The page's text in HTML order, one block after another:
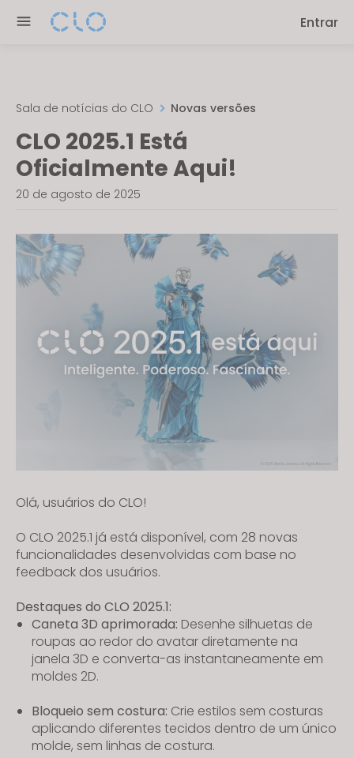
note:
accessibility
system.
Entrar
Sala de notícias do CLO Novas versões
CLO 2025.1 Está
Oficialmente Aqui!
20 de agosto de 2025
Olá, usuários do CLO!
O CLO 2025.1 já está disponível, com 28 novas
funcionalidades desenvolvidas com base no
feedback dos usuários.
Destaques do CLO 2025.1:
Caneta 3D aprimorada: Desenhe silhuetas de
roupas ao redor do avatar diretamente na
janela 3D e converta-as instantaneamente em
moldes 2D.
Bloqueio sem costura: Crie estilos sem costuras
aplicando diferentes tecidos dentro de um único
molde, sem linhas de costura.